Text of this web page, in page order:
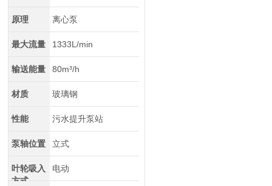
原理 离心泵
最大流量 1333L/min
输送能量 80m³/h
材质 玻璃钢
性能 污水提升泵站
泵轴位置 立式
叶轮吸入
方式
电动